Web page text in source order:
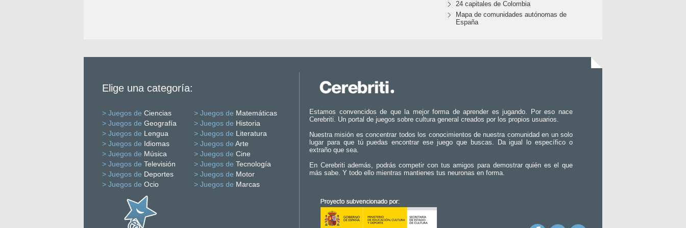
24 capitales de Colombia
Mapa de comunidades autónomas de
España
Elige una categoría:
> Juegos de Ciencias > Juegos de Matemáticas
> Juegos de Geografía > Juegos de Historia
> Juegos de Lengua > Juegos de Literatura
> Juegos de Idiomas > Juegos de Arte
> Juegos de Música > Juegos de Cine
> Juegos de Televisión > Juegos de Tecnología
> Juegos de Deportes > Juegos de Motor
> Juegos de Ocio > Juegos de Marcas
Estamos convencidos de que la mejor forma de aprender es jugando. Por eso nace
Cerebriti. Un portal de juegos sobre cultura general creados por los propios usuarios.
Nuestra misión es concentrar todos los conocimientos de nuestra comunidad en un solo
lugar para que tú puedas encontrar ese juego que buscas. Da igual lo específico o
extraño que sea.
En Cerebriti además, podrás competir con tus amigos para demostrar quién es el que
más sabe. Y todo ello mientras mantienes tus neuronas en forma.